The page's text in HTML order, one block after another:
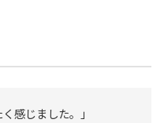
感じました。」